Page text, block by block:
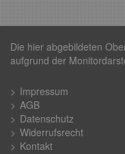
Die hier abgebildeten
aufgrund der
Impressum
AGB
Datenschutz
Widerrufsrecht
Kontakt